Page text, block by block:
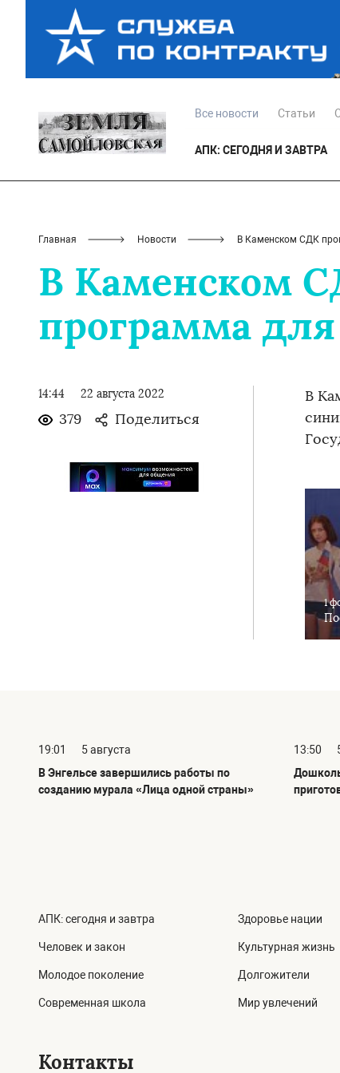
Все новости Статьи
АПК: СЕГОДНЯ И ЗАВТРА
Главная Новости В Каменском СДК
В Каменском
программа
14:44 22 августа 2022
379 Поделиться
В
1
19:01
5 августа
В Энгельсе завершились работы по
созданию мурала «Лица одной страны»
13:50
АПК: сегодня и завтра
Человек и закон
Молодое поколение
Современная школа
Здоровье нации
Культурная жизнь
Долгожители
Мир увлечений
Контакты